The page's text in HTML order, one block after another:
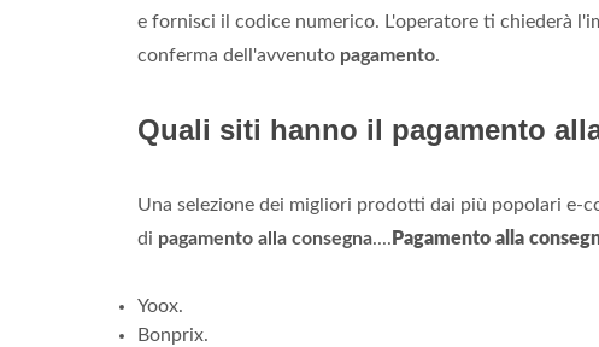
e fornisci il codice numerico. L'operatore ti chiederà
conferma dell'avvenuto pagamento.
Quali siti hanno il pagamento
Una selezione dei migliori prodotti dai più popolari e-
di pagamento alla consegna.... Pagamento alla
Yoox.
Bonprix.